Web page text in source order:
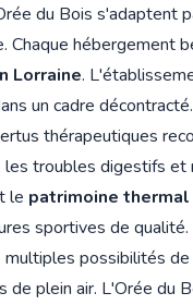
du Bois s'adaptent
hébergement
Lorraine.
un cadre décontracté.
thérapeutiques
troubles digestifs
le patrimoine thermal
sportives de qualité.
possibilités de
plein air. L'Orée du